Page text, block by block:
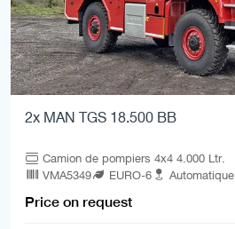
2x MAN TGS 18.500 BB
Camion de pompiers 4x4 4.000 Ltr.
VMA5349
EURO-6 Automatique
Price on request